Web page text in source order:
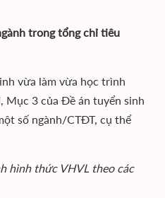
trong tổng chỉ tiêu
vừa làm vừa học trình
Mục 3 của Đề án tuyển sinh
số ngành/CTĐT, cụ thể
hình thức VHVL theo các